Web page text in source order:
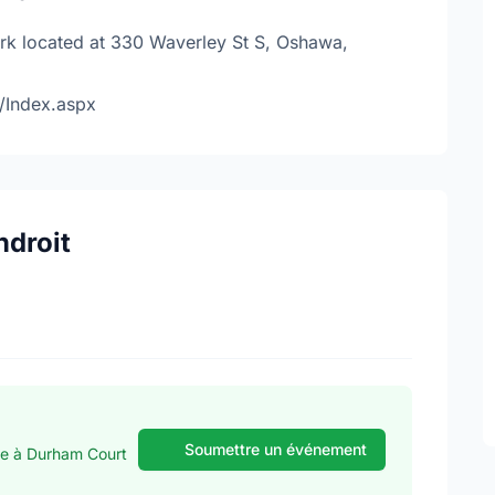
located at 330 Waverley St S, Oshawa,
à Durham Court Soumettre un événement